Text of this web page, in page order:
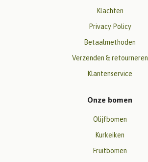
Klachten
Privacy Policy
Betaalmethoden
Verzenden & retourneren
Klantenservice
Onze bomen
Olijfbomen
Kurkeiken
Fruitbomen